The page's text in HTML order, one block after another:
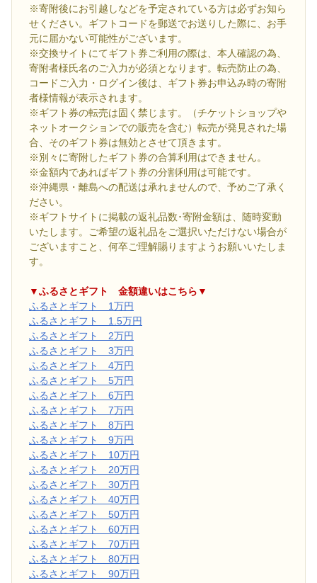
※寄附後にお引越しなどを予定されている方は必ずお知ら
せください。ギフトコードを郵送でお送りした際に、お手
元に届かない可能性がございます。
※交換サイトにてギフト券ご利用の際は、本人確認の為、
寄附者様氏名のご入力が必須となります。転売防止の為、
コードご入力・ログイン後は、ギフト券お申込み時の寄附
者様情報が表示されます。
※ギフト券の転売は固く禁じます。（チケットショップや
ネットオークションでの販売を含む）転売が発見された場
合、そのギフト券は無効とさせて頂きます。
※別々に寄附したギフト券の合算利用はできません。
※金額内であればギフト券の分割利用は可能です。
※沖縄県・離島への配送は承れませんので、予めご了承く
ださい。
※ギフトサイトに掲載の返礼品数･寄附金額は、随時変動
いたします。ご希望の返礼品をご選択いただけない場合が
ございますこと、何卒ご理解賜りますようお願いいたしま
す。
▼ふるさとギフト 金額違いはこちら▼
ふるさとギフト 1万円
ふるさとギフト 1.5万円
ふるさとギフト 2万円
ふるさとギフト 3万円
ふるさとギフト 4万円
ふるさとギフト 5万円
ふるさとギフト 6万円
ふるさとギフト 7万円
ふるさとギフト 8万円
ふるさとギフト 9万円
ふるさとギフト 10万円
ふるさとギフト 20万円
ふるさとギフト 30万円
ふるさとギフト 40万円
ふるさとギフト 50万円
ふるさとギフト 60万円
ふるさとギフト 70万円
ふるさとギフト 80万円
ふるさとギフト 90万円